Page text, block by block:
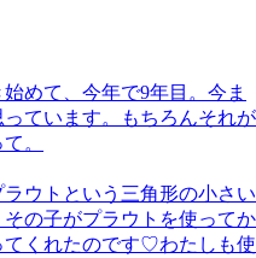
めて、今年で9年目。今ま
ています。もちろんそれが
。
ラウト という三角形の小さい
その子がプラウト を使ってか
くれたのです♡わたしも使